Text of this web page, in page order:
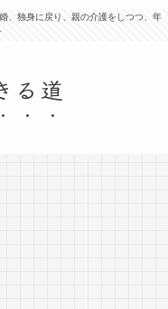
、独身に戻り、親の介護をしつつ、年
る道